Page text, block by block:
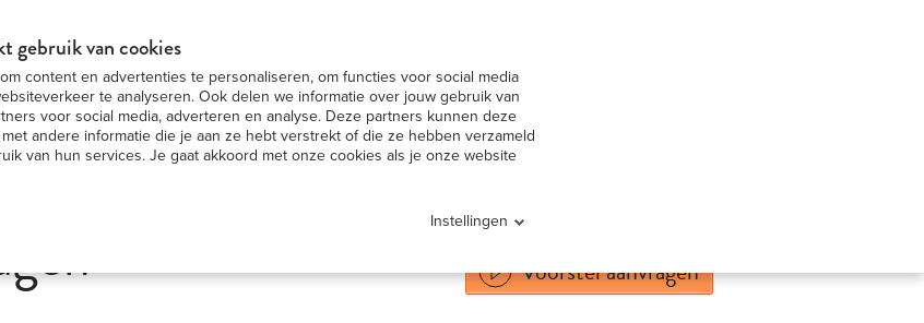
gebruik van cookies
content en advertenties te personaliseren, om functies voor social media
te analyseren. Ook delen we informatie over jouw gebruik van
voor social media, adverteren en analyse. Deze partners kunnen deze
andere informatie die je aan ze hebt verstrekt of die ze hebben verzameld
van hun services. Je gaat akkoord met onze cookies als je onze website
Instellingen
iPad modellen iPad nieuws Onze Service
Voorstel aanvragen